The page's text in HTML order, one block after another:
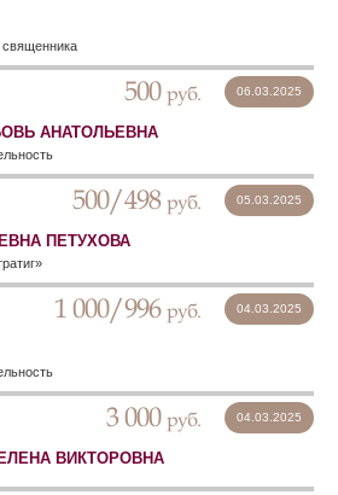
500 руб. 06.03.2025
АНАТОЛЬЕВНА
500/498 руб. 05.03.2025
ПЕТУХОВА
1 000/996 руб. 04.03.2025
3 000 руб. 04.03.2025
ВИКТОРОВНА